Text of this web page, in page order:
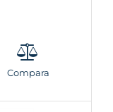
Compara